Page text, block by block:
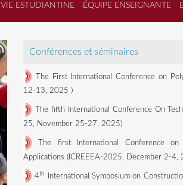
VIE ESTUDIANTINE ÉQUIPE ENSEIGNANTE
Conférences et séminaires
The First International Conference on
12-13, 2025 )
The fifth International Conference On
25, November 25-27, 2025)
The first International Conference on
Applications (ICREEEA-2025, December 2-4,
4th
International Symposium on